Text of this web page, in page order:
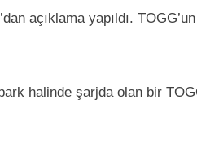
açıklama yapıldı.
halinde şarjda olan bir